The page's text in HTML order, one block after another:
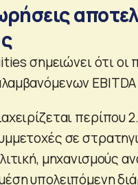
σημειώνει ότι
EBITDA
περίπου
σε
μηχανισμούς
υπολειπόμενη